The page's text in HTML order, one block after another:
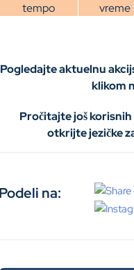
tempo
vreme
Pogledajte aktuelnu
klikom
Pročitajte još
otkrijte jezičke
na: